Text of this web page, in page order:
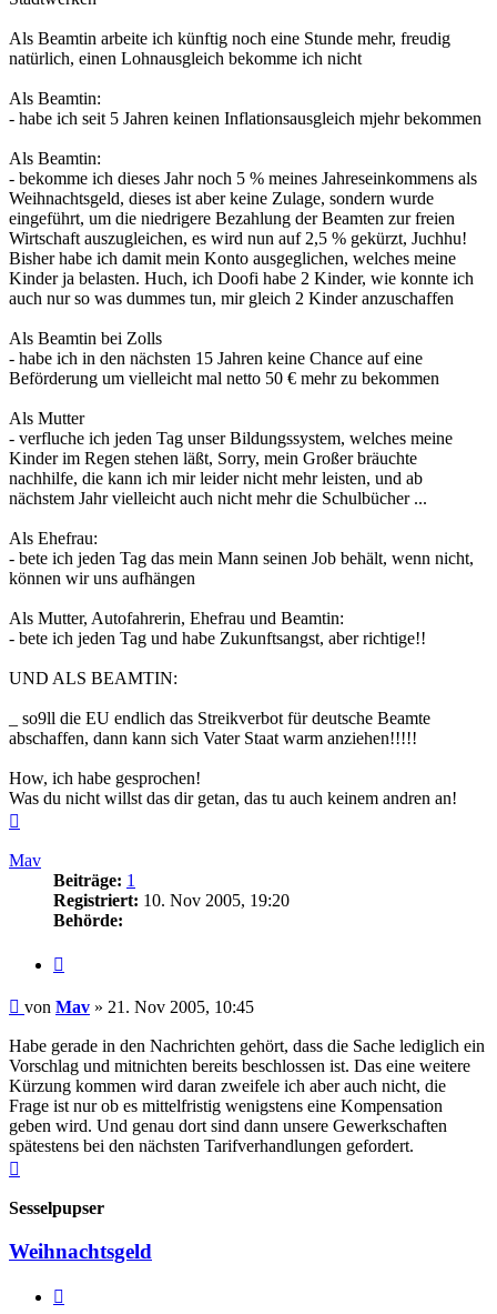
Als Beamtin arbeite ich künftig noch eine Stunde mehr, freudig
natürlich, einen Lohnausgleich bekomme ich nicht
Als Beamtin:
- habe ich seit 5 Jahren keinen Inflationsausgleich mjehr bekommen
Als Beamtin:
- bekomme ich dieses Jahr noch 5 % meines Jahreseinkommens als
Weihnachtsgeld, dieses ist aber keine Zulage, sondern wurde
eingeführt, um die niedrigere Bezahlung der Beamten zur freien
Wirtschaft auszugleichen, es wird nun auf 2,5 % gekürzt, Juchhu!
Bisher habe ich damit mein Konto ausgeglichen, welches meine
Kinder ja belasten. Huch, ich Doofi habe 2 Kinder, wie konnte ich
auch nur so was dummes tun, mir gleich 2 Kinder anzuschaffen
Als Beamtin bei Zolls
- habe ich in den nächsten 15 Jahren keine Chance auf eine
Beförderung um vielleicht mal netto 50 € mehr zu bekommen
Als Mutter
- verfluche ich jeden Tag unser Bildungssystem, welches meine
Kinder im Regen stehen läßt, Sorry, mein Großer bräuchte
nachhilfe, die kann ich mir leider nicht mehr leisten, und ab
nächstem Jahr vielleicht auch nicht mehr die Schulbücher ...
Als Ehefrau:
- bete ich jeden Tag das mein Mann seinen Job behält, wenn nicht,
können wir uns aufhängen
Als Mutter, Autofahrerin, Ehefrau und Beamtin:
- bete ich jeden Tag und habe Zukunftsangst, aber richtige!!
UND ALS BEAMTIN:
_ so9ll die EU endlich das Streikverbot für deutsche Beamte
abschaffen, dann kann sich Vater Staat warm anziehen!!!!!
How, ich habe gesprochen!
Was du nicht willst das dir getan, das tu auch keinem andren an!
Mav
Beiträge: 1
Registriert: 10. Nov 2005, 19:20
Behörde:
Beitrag
von Mav » 21. Nov 2005, 10:45
Habe gerade in den Nachrichten gehört, dass die Sache lediglich ein
Vorschlag und mitnichten bereits beschlossen ist. Das eine weitere
Kürzung kommen wird daran zweifele ich aber auch nicht, die
Frage ist nur ob es mittelfristig wenigstens eine Kompensation
geben wird. Und genau dort sind dann unsere Gewerkschaften
spätestens bei den nächsten Tarifverhandlungen gefordert.
Sesselpupser
Weihnachtsgeld